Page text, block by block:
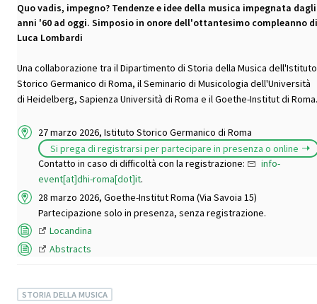
Quo vadis, impegno? Tendenze e idee della musica impegnata dagli
anni '60 ad oggi. Simposio in onore dell'ottantesimo compleanno di
Luca Lombardi
Una collaborazione tra il Dipartimento di Storia della Musica dell'Istituto
Storico Germanico di Roma, il Seminario di Musicologia dell'Università
di Heidelberg, Sapienza Università di Roma e il Goethe-Institut di Roma.
27 marzo 2026, Istituto Storico Germanico di Roma
Si prega di registrarsi per partecipare in presenza o online
Contatto in caso di difficoltà con la registrazione:
info-
event[at]dhi-roma[dot]it.
28 marzo 2026, Goethe-Institut Roma (Via Savoia 15)
Partecipazione solo in presenza, senza registrazione.
Locandina
Abstracts
STORIA DELLA MUSICA